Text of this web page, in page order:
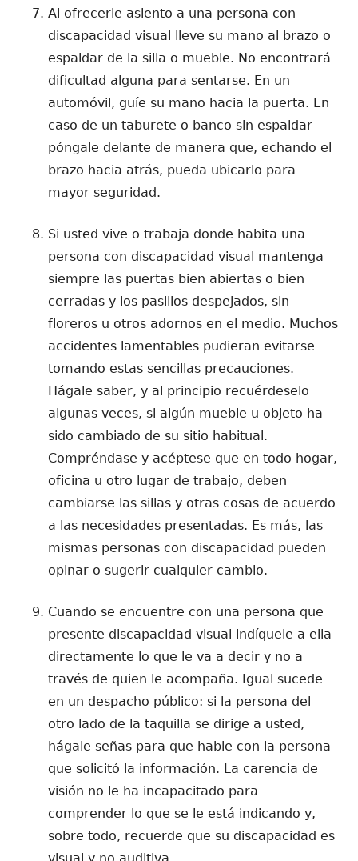
Al ofrecerle asiento a una persona con
discapacidad visual lleve su mano al brazo o
espaldar de la silla o mueble. No encontrará
dificultad alguna para sentarse. En un
automóvil, guíe su mano hacia la puerta. En
caso de un taburete o banco sin espaldar
póngale delante de manera que, echando el
brazo hacia atrás, pueda ubicarlo para
mayor seguridad.
Si usted vive o trabaja donde habita una
persona con discapacidad visual mantenga
siempre las puertas bien abiertas o bien
cerradas y los pasillos despejados, sin
floreros u otros adornos en el medio. Muchos
accidentes lamentables pudieran evitarse
tomando estas sencillas precauciones.
Hágale saber, y al principio recuérdeselo
algunas veces, si algún mueble u objeto ha
sido cambiado de su sitio habitual.
Compréndase y acéptese que en todo hogar,
oficina u otro lugar de trabajo, deben
cambiarse las sillas y otras cosas de acuerdo
a las necesidades presentadas. Es más, las
mismas personas con discapacidad pueden
opinar o sugerir cualquier cambio.
Cuando se encuentre con una persona que
presente discapacidad visual indíquele a ella
directamente lo que le va a decir y no a
través de quien le acompaña. Igual sucede
en un despacho público: si la persona del
otro lado de la taquilla se dirige a usted,
hágale señas para que hable con la persona
que solicitó la información. La carencia de
visión no le ha incapacitado para
comprender lo que se le está indicando y,
sobre todo, recuerde que su discapacidad es